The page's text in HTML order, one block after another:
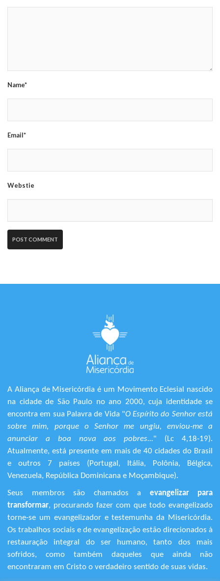
Name*
Email*
Webstie
A Aliança de Misericórdia é um Movimento Eclesial nascido
na cidade de São Paulo no ano 2000, cuja identidade se
encontra em sua Palavra de Vida "O Espírito do Senhor está
sobre mim, porque o Senhor me ungiu, enviou-me a
anunciar a boa nova aos pobres..." (Lc 4,18-19).
Atualmente, está presente em mais de 40 cidades do Brasil
e outros 7 países (Portugal, Itália, Polônia, Bélgica,
Venezuela, República Dominicana e Moçambique).
Seus membros são chamados a evangelizar para
transformar, procurando fazer com que todo evangelizado
torne-se um evangelizador e testemunha da Misericórdia.
Os trabalhos sociais e de evangelização estão direcionados à
restauração integral do ser humano, tanto dos mais
sofridos, como também daqueles que ainda não
encontraram em Cristo o verdadeiro sentido de suas vidas.